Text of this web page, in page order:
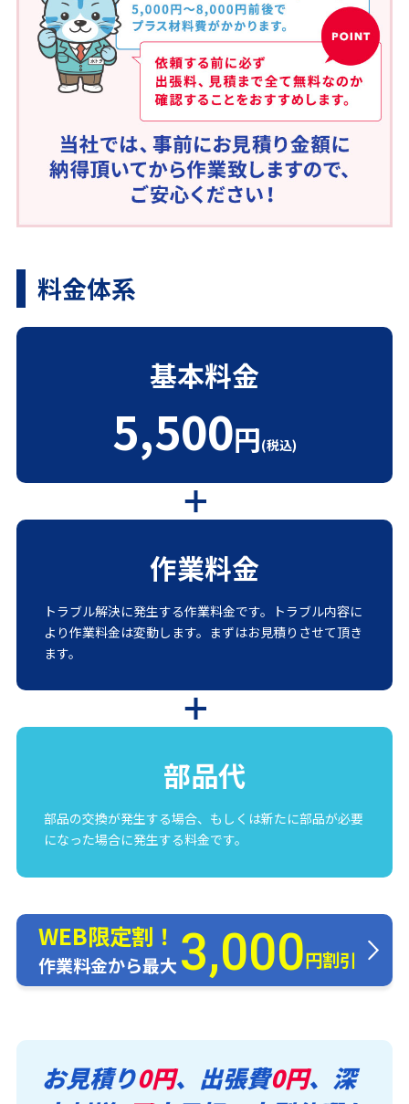
料金体系
基本料金
5,500円(税込)
作業料金
トラブル解決に発生する作業料金です。トラブル内容に
より作業料金は変動します。まずはお見積りさせて頂き
ます。
部品代
部品の交換が発生する場合、もしくは新たに部品が必要
になった場合に発生する料金です。
WEB限定割！
作業料金から最大3,000円割引
お見積り0円、出張費0円、深